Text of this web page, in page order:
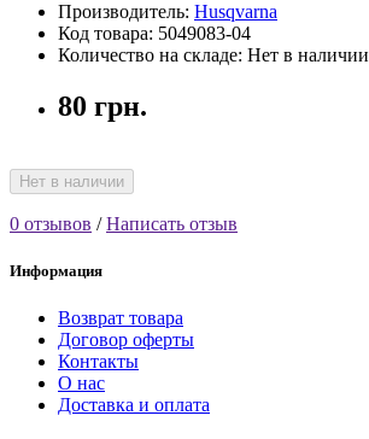
Производитель: Husqvarna
Код товара: 5049083-04
Количество на складе: Нет в наличии
80 грн.
Нет в наличии
0 отзывов /Написать отзыв
Информация
Возврат товара
Договор оферты
Контакты
О нас
Доставка и оплата